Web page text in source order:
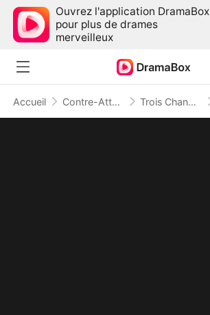
Ouvrez l'application DramaBox
pour plus de drames
merveilleux
Accueil Contre-Attaque Trois Chances, Je Disparais Pour Toujours